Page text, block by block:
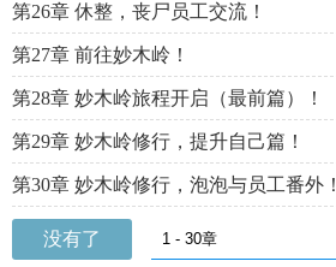
第26章 休整，丧尸员工交流！
第27章 前往妙木岭！
第28章 妙木岭旅程开启（最前篇）！
第29章 妙木岭修行，提升自己篇！
第30章 妙木岭修行，泡泡与员工番外！
没有了